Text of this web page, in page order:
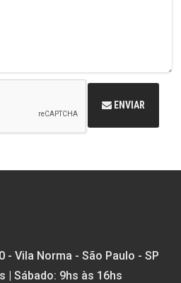
ENVIAR
- Vila Norma - São Paulo - SP
| Sábado: 9hs às 16hs